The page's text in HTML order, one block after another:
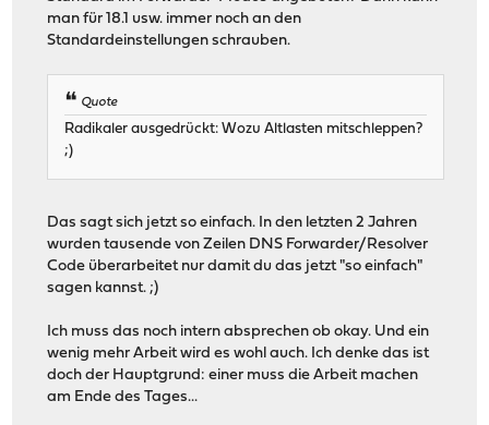
man für 18.1 usw. immer noch an den
Standardeinstellungen schrauben.
Quote
Radikaler ausgedrückt: Wozu Altlasten mitschleppen?
;)
Das sagt sich jetzt so einfach. In den letzten 2 Jahren
wurden tausende von Zeilen DNS Forwarder/Resolver
Code überarbeitet nur damit du das jetzt "so einfach"
sagen kannst. ;)
Ich muss das noch intern absprechen ob okay. Und ein
wenig mehr Arbeit wird es wohl auch. Ich denke das ist
doch der Hauptgrund: einer muss die Arbeit machen
am Ende des Tages...